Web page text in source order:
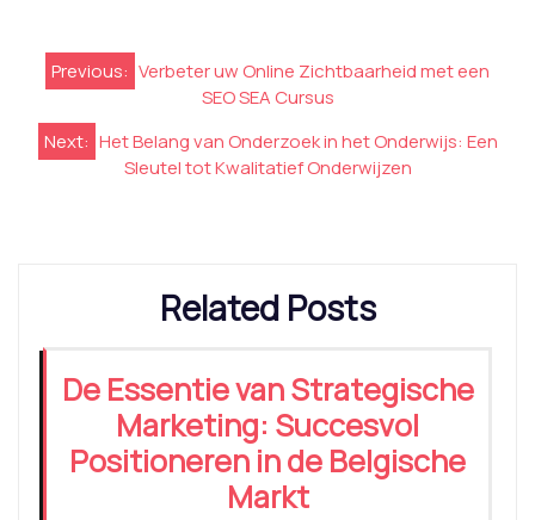
Berichtnavigatie
Previous: Verbeter uw Online Zichtbaarheid met een
SEO SEA Cursus
Next: Het Belang van Onderzoek in het Onderwijs: Een
Sleutel tot Kwalitatief Onderwijzen
Related Posts
De Essentie van Strategische
Marketing: Succesvol
Positioneren in de Belgische
Markt